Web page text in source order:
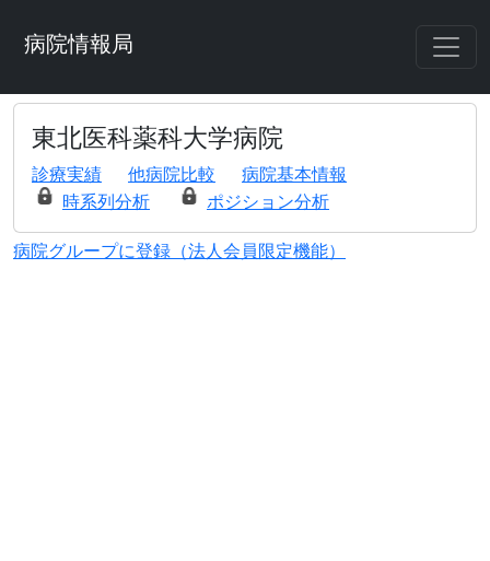
病院情報局
東北医科薬科大学病院
診療実績 他病院比較
病院基本情報
時系列分析
ポジション分析
病院グループに登録（法人会員限定機能）